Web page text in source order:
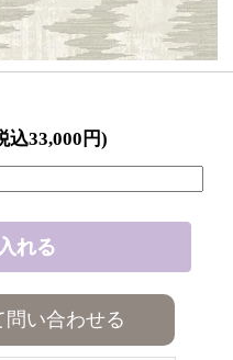
込33,000円)
問い合わせる